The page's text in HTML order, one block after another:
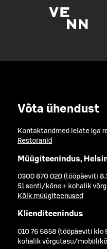
Võta ühendust
Kontaktandmed leiate iga
Restoranid
Müügiteenindus,
0300 870 020 (tööpäeviti
51 senti/kõne + kohalik
Kõik müügiteenused
Klienditeenindus
010 76 5858 (tööpäeviti klo
kohalik võrgutasu/